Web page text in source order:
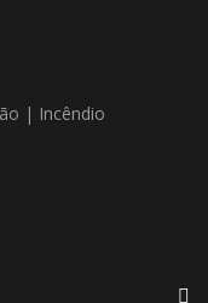
| Incêndio